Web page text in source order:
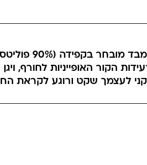
הקור האופייניות לחורף,
לעצמך שקט ורוגע לקראת